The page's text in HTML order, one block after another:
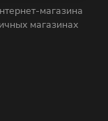
магазина
магазинах